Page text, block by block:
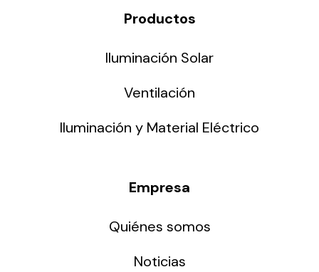
Productos
Iluminación Solar
Ventilación
Iluminación y Material Eléctrico
Empresa
Quiénes somos
Noticias